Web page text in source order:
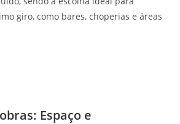
giro, como bares, choperias e áreas
Espaço e